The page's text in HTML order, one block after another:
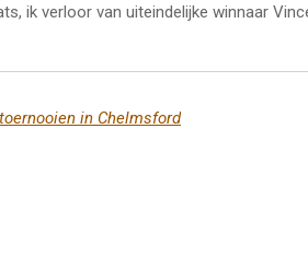
ik verloor van uiteindelijke winnaar
in Chelmsford